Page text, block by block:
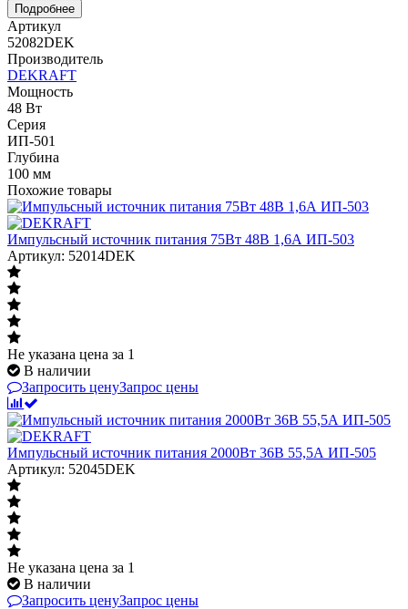
Подробнее
Артикул
52082DEK
Производитель
DEKRAFT
Мощность
48 Вт
Серия
ИП-501
Глубина
100 мм
Похожие товары
Импульсный источник питания 75Вт 48В 1,6А ИП-503
Артикул: 52014DEK
Не указана цена за 1
В наличии
Запросить ценуЗапрос цены
Импульсный источник питания 2000Вт 36В 55,5А ИП-505
Артикул: 52045DEK
Не указана цена за 1
В наличии
Запросить ценуЗапрос цены